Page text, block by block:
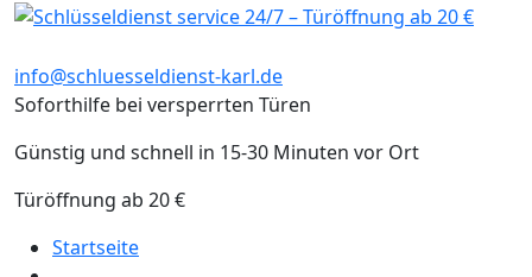
info@schluesseldienst-karl.de
Soforthilfe bei versperrten Türen
Günstig und schnell in 15-30 Minuten vor Ort
Türöffnung ab 20 €
Startseite